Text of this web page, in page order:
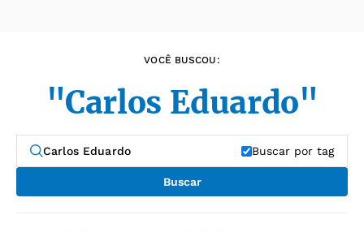
VOCÊ BUSCOU:
"Carlos Eduardo"
Buscar por tag
Buscar